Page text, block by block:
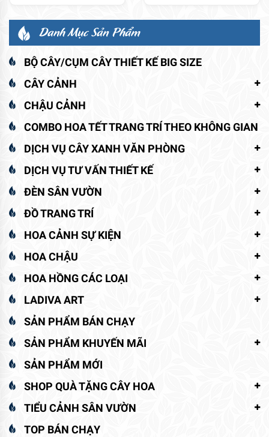
Danh Mục Sản Phẩm
BỘ CÂY/CỤM CÂY THIẾT KẾ BIG SIZE
CÂY CẢNH
CHẬU CẢNH
COMBO HOA TẾT TRANG TRÍ THEO KHÔNG GIAN
DỊCH VỤ CÂY XANH VĂN PHÒNG
DỊCH VỤ TƯ VẤN THIẾT KẾ
ĐÈN SÂN VƯỜN
ĐỒ TRANG TRÍ
HOA CẢNH SỰ KIỆN
HOA CHẬU
HOA HỒNG CÁC LOẠI
LADIVA ART
SẢN PHẨM BÁN CHẠY
SẢN PHẨM KHUYẾN MÃI
SẢN PHẨM MỚI
SHOP QUÀ TẶNG CÂY HOA
TIỂU CẢNH SÂN VƯỜN
TOP BÁN CHẠY